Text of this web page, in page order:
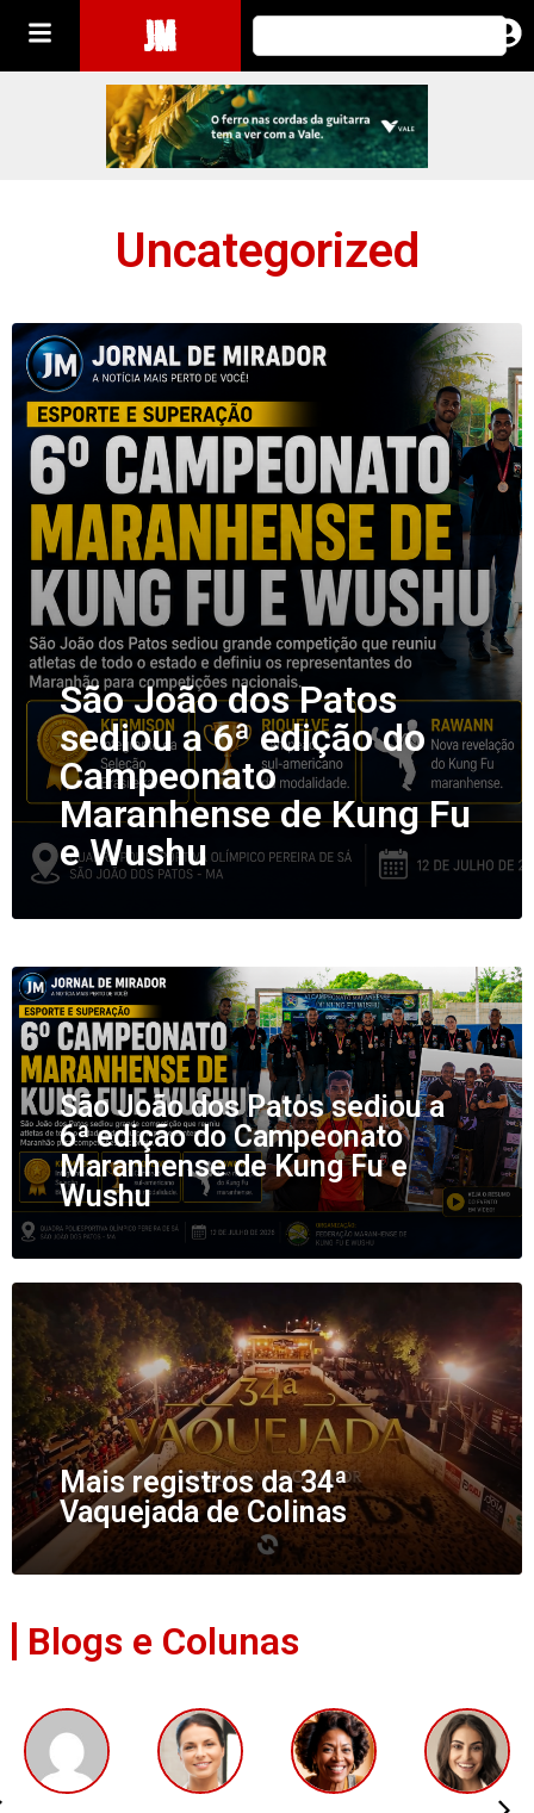
JM
Uncategorized
São João dos Patos
sediou a 6ª edição do
Campeonato
Maranhense de Kung Fu
e Wushu
São João dos Patos sediou a
6ª edição do Campeonato
Maranhense de Kung Fu e
Wushu
Mais registros da 34ª
Vaquejada de Colinas
Blogs e Colunas